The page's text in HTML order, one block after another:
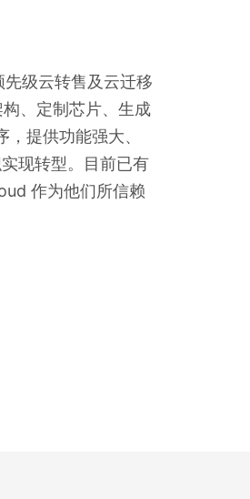
级云转售及云迁移
、定制芯片、生成
提供功能强大、
现转型。目前已有
作为他们所信赖